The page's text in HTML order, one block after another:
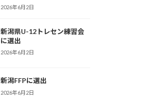
2026年6月2日
新潟県U-12トレセン練習会
に選出
2026年6月2日
新潟FFPに選出
2026年6月2日